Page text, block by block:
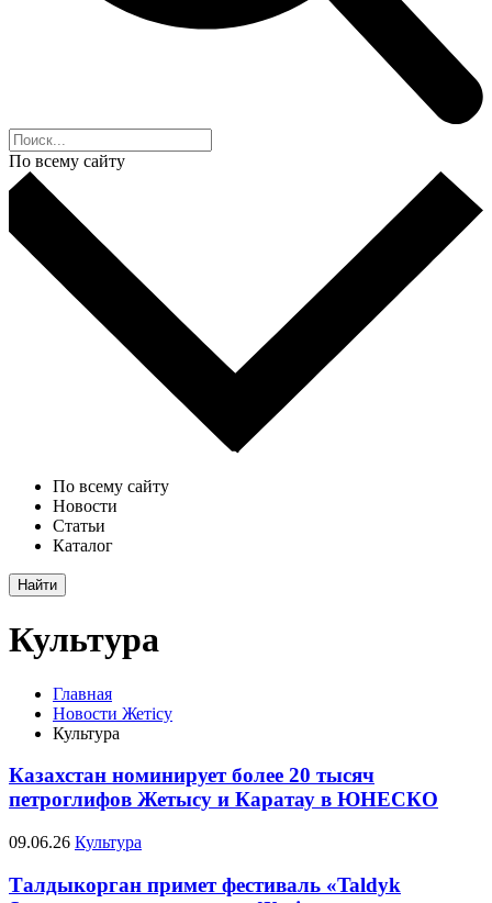
По всему сайту
По всему сайту
Новости
Статьи
Каталог
Найти
Культура
Главная
Новости Жетісу
Культура
Казахстан номинирует более 20 тысяч
петроглифов Жетысу и Каратау в ЮНЕСКО
09.06.26 Культура
Талдыкорган примет фестиваль «Taldyk